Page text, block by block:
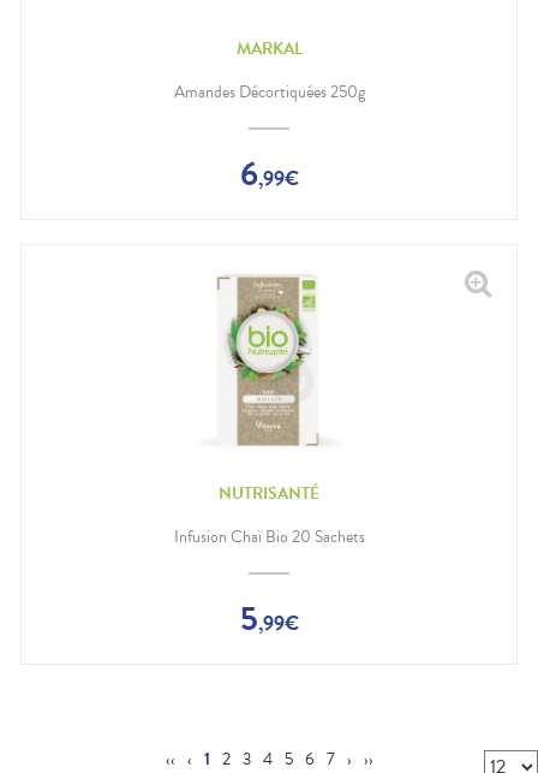
MARKAL
Amandes Décortiquées 250g
6,99€
NUTRISANTÉ
Infusion Chaï Bio 20 Sachets
5,99€
‹‹ ‹ 1 2 3 4 5 6 7 › ››